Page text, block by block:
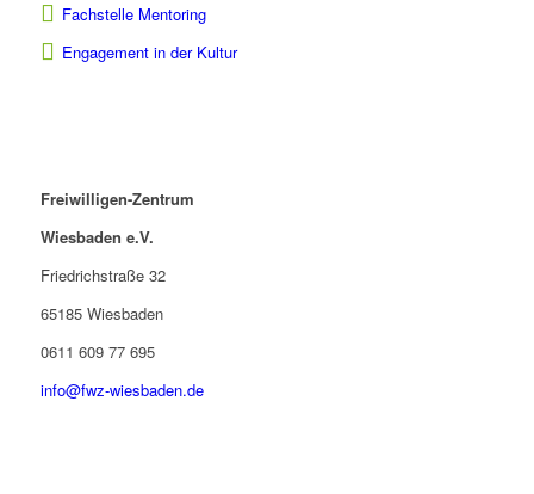
Fachstelle Mentoring
Engagement in der Kultur
Freiwilligen-Zentrum
Wiesbaden e.V.
Friedrichstraße 32
65185 Wiesbaden
0611 609 77 695
info@fwz-wiesbaden.de